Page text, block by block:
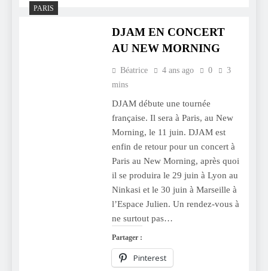
PARIS
DJAM EN CONCERT
AU NEW MORNING
Béatrice 4 ans ago 0
3
mins
DJAM débute une tournée
française. Il sera à Paris, au New
Morning, le 11 juin. DJAM est
enfin de retour pour un concert à
Paris au New Morning, après quoi
il se produira le 29 juin à Lyon au
Ninkasi et le 30 juin à Marseille à
l’Espace Julien. Un rendez-vous à
ne surtout pas…
Partager :
Pinterest